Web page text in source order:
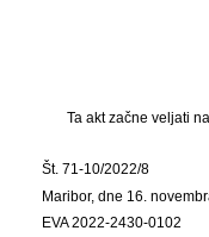
Ta akt začne veljati
Št. 71-10/2022/8
Maribor, dne 16.
EVA 2022-2430-0102